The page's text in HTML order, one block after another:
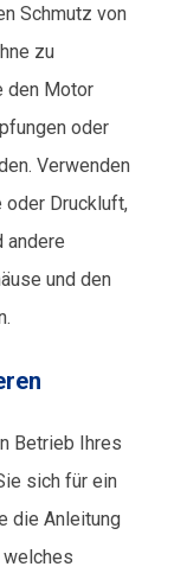
Schmutz von
zu
den Motor
oder
Verwenden
oder Druckluft,
andere
und den
Betrieb Ihres
sich für ein
die Anleitung